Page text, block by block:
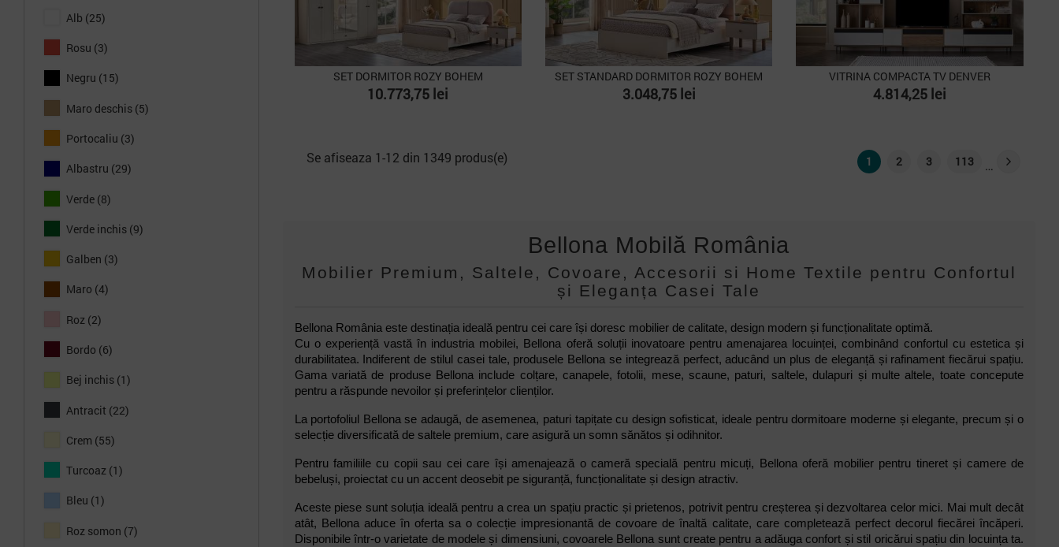
Alb (25)
Rosu (3)
Negru (15)
Maro deschis (5)
Portocaliu (3)
Albastru (29)
Verde (8)
Verde inchis (9)
Galben (3)
Maro (4)
Roz (2)
Bordo (6)
Bej inchis (1)
Antracit (22)
Crem (55)
Turcoaz (1)
Bleu (1)
Roz somon (7)
SET DORMITOR ROZY BOHEM
Pret
10.773,75 lei
SET STANDARD DORMITOR ROZY BOHEM
Pret
3.048,75 lei
VITRINA COMPACTA TV DENVER
Pret
4.814,25 lei
Se afiseaza 1-12 din 1349 produs(e) 1 2 3 …
113
Bellona Mobilă România
Mobilier Premium, Saltele, Covoare, Accesorii si Home Textile pentru Confortul
și Eleganța Casei Tale
Bellona România este destinația ideală pentru cei care își doresc mobilier de calitate, design modern și funcționalitate optimă.
Cu o experiență vastă în industria mobilei, Bellona oferă soluții inovatoare pentru amenajarea locuinței, combinând confortul cu estetica și
durabilitatea. Indiferent de stilul casei tale, produsele Bellona se integrează perfect, aducând un plus de eleganță și rafinament fiecărui spațiu.
Gama variată de produse Bellona include colțare, canapele, fotolii, mese, scaune, paturi, saltele, dulapuri și multe altele, toate concepute
pentru a răspunde nevoilor și preferințelor clienților.
La portofoliul Bellona se adaugă, de asemenea, paturi tapițate cu design sofisticat, ideale pentru dormitoare moderne și elegante, precum și o
selecție diversificată de saltele premium, care asigură un somn sănătos și odihnitor.
Pentru familiile cu copii sau cei care își amenajează o cameră specială pentru micuți, Bellona oferă mobilier pentru tineret și camere de
bebeluși, proiectat cu un accent deosebit pe siguranță, funcționalitate și design atractiv.
Aceste piese sunt soluția ideală pentru a crea un spațiu practic și prietenos, potrivit pentru creșterea și dezvoltarea celor mici. Mai mult decât
atât, Bellona aduce în oferta sa o colecție impresionantă de covoare de înaltă calitate, care completează perfect decorul fiecărei încăperi.
Disponibile într-o varietate de modele și dimensiuni, covoarele Bellona sunt create pentru a adăuga confort și stil oricărui spațiu din locuința ta.